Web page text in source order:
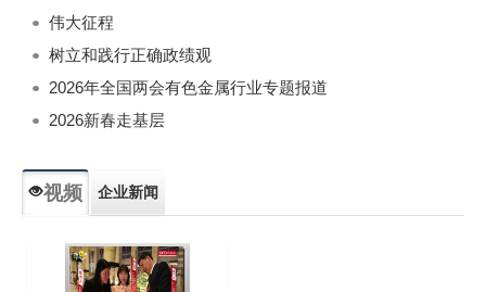
伟大征程
树立和践行正确政绩观
2026年全国两会有色金属行业专题报道
2026新春走基层
视频 企业新闻